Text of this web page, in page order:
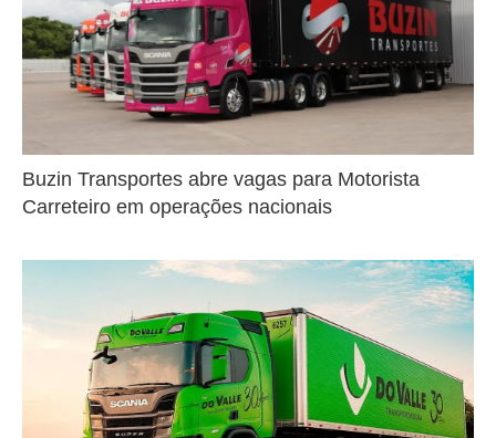
Buzin Transportes abre vagas para Motorista
Carreteiro em operações nacionais